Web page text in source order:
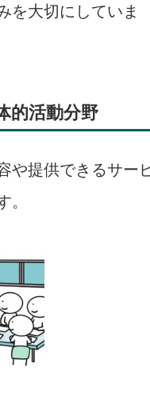
を大切にしていま
的活動分野
や提供できるサー